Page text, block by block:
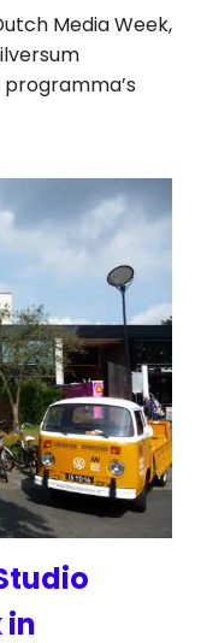
Media Week,
in